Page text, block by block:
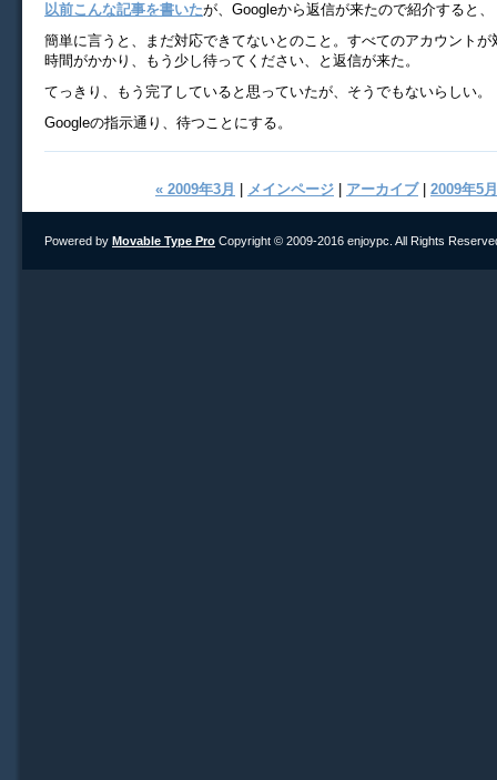
以前こんな記事を書いたが、Googleから返信が来たので紹介すると、
簡単に言うと、まだ対応できてないとのこと。すべてのアカウントが
時間がかかり、もう少し待ってください、と返信が来た。
てっきり、もう完了していると思っていたが、そうでもないらしい。
Googleの指示通り、待つことにする。
« 2009年3月 メインページ アーカイブ| 2009年5
Powered by Movable Type Pro Copyright © 2009-2016 enjoypc. All Rights